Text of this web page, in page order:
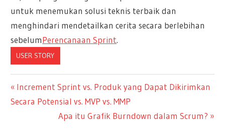
untuk menemukan solusi teknis terbaik dan
menghindari mendetailkan cerita secara berlebihan
sebelumPerencanaan Sprint.
USER STORY
Navigasi
pos
Previous
Post:
Increment Sprint vs. Produk yang Dapat Dikirimkan
Secara Potensial vs. MVP vs. MMP
Next
Apa itu Grafik Burndown dalam Scrum?